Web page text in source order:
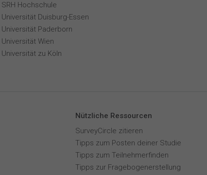
SRH Hochschule
Universität Duisburg-Essen
Universität Paderborn
Universität Wien
Universität zu Köln
Nützliche Ressourcen
SurveyCircle zitieren
Tipps zum Posten deiner Studie
Tipps zum Teilnehmerfinden
Tipps zur Fragebogenerstellung